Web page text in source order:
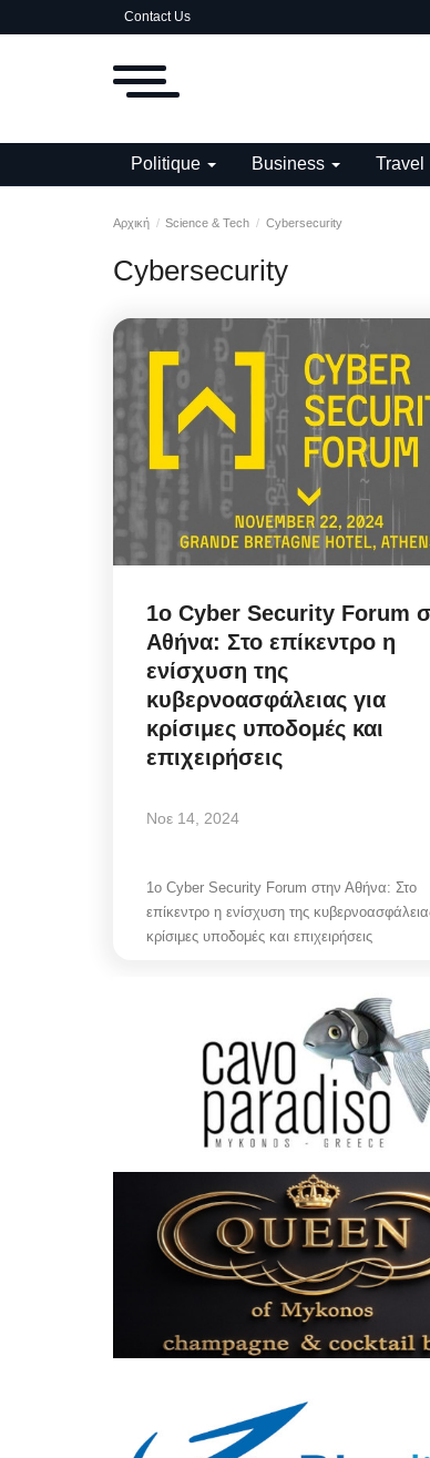
Contact Us
Politique Business Travel
Αρχική Science & Tech Cybersecurity
Cybersecurity
1ο Cyber Security Forum
Αθήνα: Στο επίκεντρο η
ενίσχυση της
κυβερνοασφάλειας για
κρίσιμες υποδομές και
επιχειρήσεις
Νοε 14, 2024
1ο Cyber Security Forum στην Αθήνα: Στο
επίκεντρο η ενίσχυση της
κρίσιμες υποδομές και επιχειρήσεις